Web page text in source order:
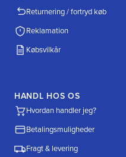
Returnering / fortryd køb
Reklamation
Købsvilkår
HANDL HOS OS
Hvordan handler jeg?
Betalingsmuligheder
Fragt & levering